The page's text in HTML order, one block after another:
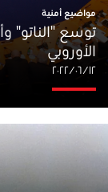
مواضيع أمنية
توسع "الناتو"
الأوروبي
١٢‏/٠٦‏/٢٠٢٢